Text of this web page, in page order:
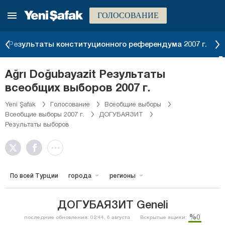
ГОЛОСОВАНИЕ
Результаты конституционного референдума 2007 г.
Ağrı Doğubayazit Результаты
всеобщих выборов 2007 г.
Yeni Şafak Голосование
Всеобщие выборы
Всеобщие выборы 2007 г.
ДОГУБАЯЗИТ
Результаты выборов
По всей Турции города регионы
ДОГУБАЯЗИТ Geneli
последние обновления: 02:44, 6 августа Вскрытые ящики: %0